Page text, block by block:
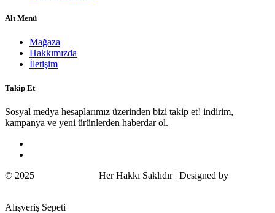
Alt Menü
Mağaza
Hakkımızda
İletişim
Takip Et
Sosyal medya hesaplarımız üzerinden bizi takip et! indirim,
kampanya ve yeni ürünlerden haberdar ol.
© 2025
Her Hakkı Saklıdır | Designed by
Alışveriş Sepeti